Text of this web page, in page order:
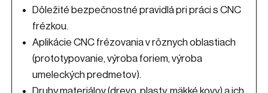
Dôležité bezpečnostné pravidlá pri práci s CNC
frézkou.
Aplikácie CNC frézovania v rôznych oblastiach
(prototypovanie, výroba foriem, výroba
umeleckých predmetov).